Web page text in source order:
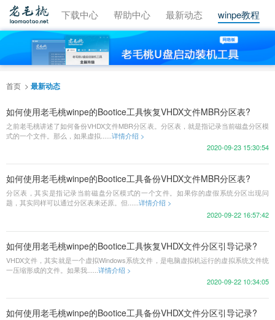
视频教程 下载中心 帮助中心 最新动态 winpe教程
首页 最新动态
如何使用老毛桃winpe的Bootice工具恢复VHDX文件MBR分区表?
之前老毛桃讲述了如何备份VHDX文件MBR分区表。分区表，就是指记录当前磁盘分区模
式的一个文件。那么，如果虚拟...... 详情介绍 >
2020-09-23 15:30:54
如何使用老毛桃winpe的Bootice工具备份VHDX文件MBR分区表?
分区表，其实是指记录当前磁盘分区模式的一个文件。如果你的虚假系统分区出现问
题，其实同样可以通过分区表来还原。但......详情介绍 >
2020-09-22 16:57:42
如何使用老毛桃winpe的Bootice工具恢复VHDX文件分区引导记录?
VHDX文件，其实就是一个虚拟Windows系统文件，是电脑虚拟机运行的虚拟系统文件统
一压缩形成的文件。如果我...... 详情介绍 >
2020-09-22 10:34:05
如何使用老毛桃winpe的Bootice工具备份VHDX文件分区引导记录?